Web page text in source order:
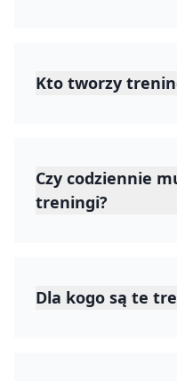
Kto tworzy
Czy codziennie
treningi?
Dla kogo są te